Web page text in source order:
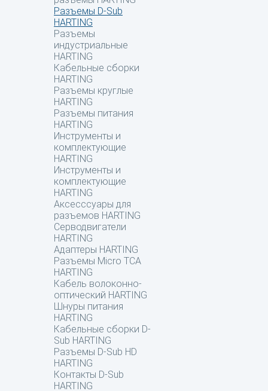
Разъемы D-Sub
HARTING
Разъемы
индустриальные
HARTING
Кабельные сборки
HARTING
Разъемы круглые
HARTING
Разъемы питания
HARTING
Инструменты и
комплектующие
HARTING
Инструменты и
комплектующие
HARTING
Аксесссуары для
разъемов HARTING
Серводвигатели
HARTING
Адаптеры HARTING
Разъемы Micro TCA
HARTING
Кабель волоконно-
оптический HARTING
Шнуры питания
HARTING
Кабельные сборки D-
Sub HARTING
Разъемы D-Sub HD
HARTING
Контакты D-Sub
HARTING